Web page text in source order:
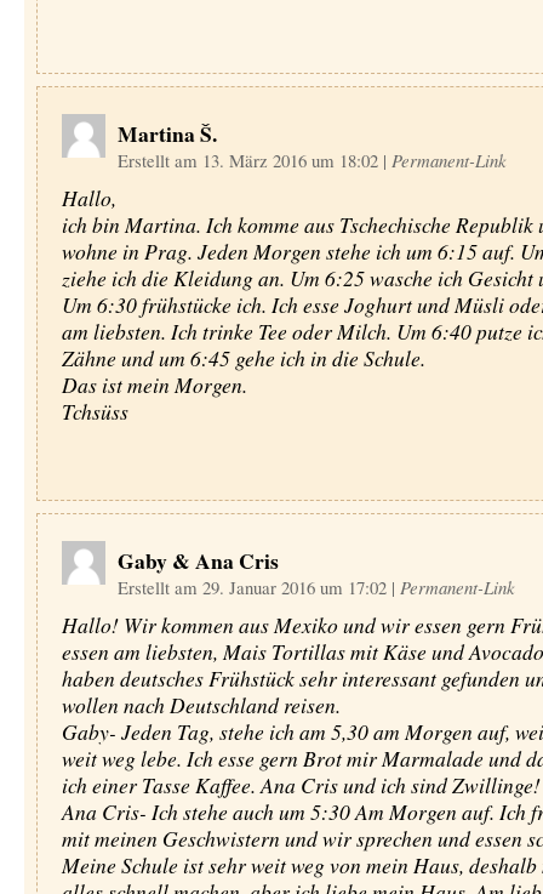
Martina Š.
Erstellt am 13. März 2016 um 18:02 | Permanent-Link
Hallo,
ich bin Martina. Ich komme aus Tschechische Republik
wohne in Prag. Jeden Morgen stehe ich um 6:15 auf.
ziehe ich die Kleidung an. Um 6:25 wasche ich Gesicht
Um 6:30 frühstücke ich. Ich esse Joghurt und Müsli
am liebsten. Ich trinke Tee oder Milch. Um 6:40 putze
Zähne und um 6:45 gehe ich in die Schule.
Das ist mein Morgen.
Tchsüss
Gaby & Ana Cris
Erstellt am 29. Januar 2016 um 17:02 | Permanent-Link
Hallo! Wir kommen aus Mexiko und wir essen gern
essen am liebsten, Mais Tortillas mit Käse und
haben deutsches Frühstück sehr interessant gefunden
wollen nach Deutschland reisen.
Gaby- Jeden Tag, stehe ich am 5,30 am Morgen auf,
weit weg lebe. Ich esse gern Brot mir Marmalade und
ich einer Tasse Kaffee. Ana Cris und ich sind Zwillinge!
Ana Cris- Ich stehe auch um 5:30 Am Morgen auf. Ich
mit meinen Geschwistern und wir sprechen und essen
Meine Schule ist sehr weit weg von mein Haus,